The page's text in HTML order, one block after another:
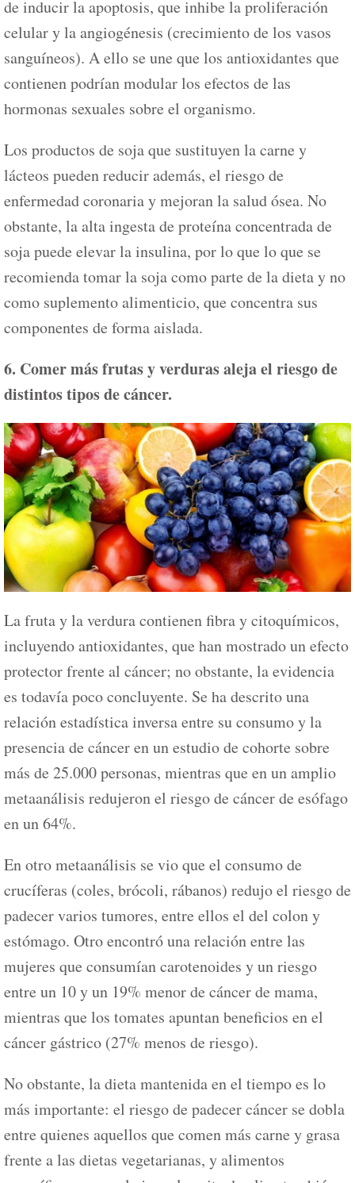
de inducir la apoptosis, que inhibe la proliferación
celular y la angiogénesis (crecimiento de los vasos
sanguíneos). A ello se une que los antioxidantes que
contienen podrían modular los efectos de las
hormonas sexuales sobre el organismo.
Los productos de soja que sustituyen la carne y
lácteos pueden reducir además, el riesgo de
enfermedad coronaria y mejoran la salud ósea. No
obstante, la alta ingesta de proteína concentrada de
soja puede elevar la insulina, por lo que lo que se
recomienda tomar la soja como parte de la dieta y no
como suplemento alimenticio, que concentra sus
componentes de forma aislada.
6. Comer más frutas y verduras aleja el riesgo de
distintos tipos de cáncer.
La fruta y la verdura contienen fibra y citoquímicos,
incluyendo antioxidantes, que han mostrado un efecto
protector frente al cáncer; no obstante, la evidencia
es todavía poco concluyente. Se ha descrito una
relación estadística inversa entre su consumo y la
presencia de cáncer en un estudio de cohorte sobre
más de 25.000 personas, mientras que en un amplio
metaanálisis redujeron el riesgo de cáncer de esófago
en un 64%.
En otro metaanálisis se vio que el consumo de
crucíferas (coles, brócoli, rábanos) redujo el riesgo de
padecer varios tumores, entre ellos el del colon y
estómago. Otro encontró una relación entre las
mujeres que consumían carotenoides y un riesgo
entre un 10 y un 19% menor de cáncer de mama,
mientras que los tomates apuntan beneficios en el
cáncer gástrico (27% menos de riesgo).
No obstante, la dieta mantenida en el tiempo es lo
más importante: el riesgo de padecer cáncer se dobla
entre quienes aquellos que comen más carne y grasa
frente a las dietas vegetarianas, y alimentos